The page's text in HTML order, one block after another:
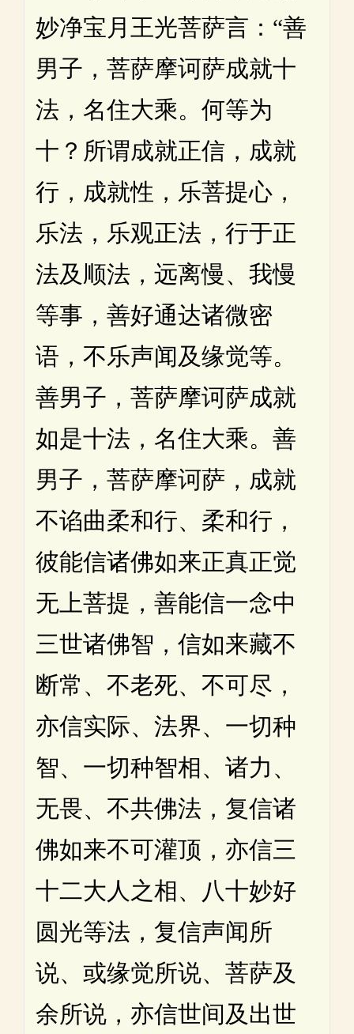
妙净宝月王光菩萨言：“善
男子，菩萨摩诃萨成就十
法，名住大乘。何等为
十？所谓成就正信，成就
行，成就性，乐菩提心，
乐法，乐观正法，行于正
法及顺法，远离慢、我慢
等事，善好通达诸微密
语，不乐声闻及缘觉等。
善男子，菩萨摩诃萨成就
如是十法，名住大乘。善
男子，菩萨摩诃萨，成就
不谄曲柔和行、柔和行，
彼能信诸佛如来正真正觉
无上菩提，善能信一念中
三世诸佛智，信如来藏不
断常、不老死、不可尽，
亦信实际、法界、一切种
智、一切种智相、诸力、
无畏、不共佛法，复信诸
佛如来不可灌顶，亦信三
十二大人之相、八十妙好
圆光等法，复信声闻所
说、或缘觉所说、菩萨及
余所说，亦信世间及出世